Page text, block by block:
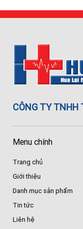
CÔNG TY TNHH
Menu chính
Trang chủ
Giới thiệu
Danh mục sản phẩm
Tin tức
Liên hệ